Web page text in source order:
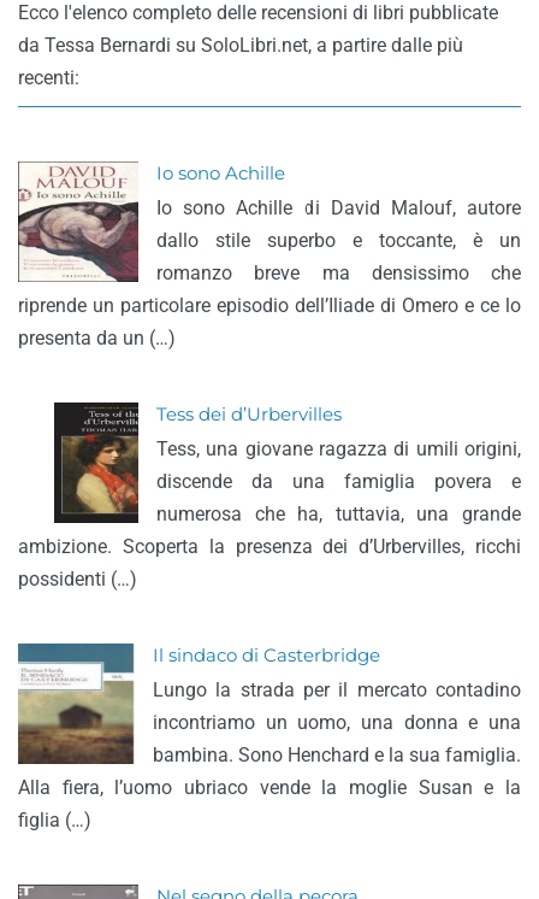
Ecco l'elenco completo delle recensioni di libri pubblicate
da Tessa Bernardi su SoloLibri.net, a partire dalle più
recenti:
Io sono Achille
Io sono Achille di David Malouf, autore
dallo stile superbo e toccante, è un
romanzo breve ma densissimo che
riprende un particolare episodio dell’Iliade di Omero e ce lo
presenta da un (…)
Tess dei d’Urbervilles
Tess, una giovane ragazza di umili origini,
discende da una famiglia povera e
numerosa che ha, tuttavia, una grande
ambizione. Scoperta la presenza dei d’Urbervilles, ricchi
possidenti (…)
Il sindaco di Casterbridge
Lungo la strada per il mercato contadino
incontriamo un uomo, una donna e una
bambina. Sono Henchard e la sua famiglia.
Alla fiera, l’uomo ubriaco vende la moglie Susan e la
figlia (…)